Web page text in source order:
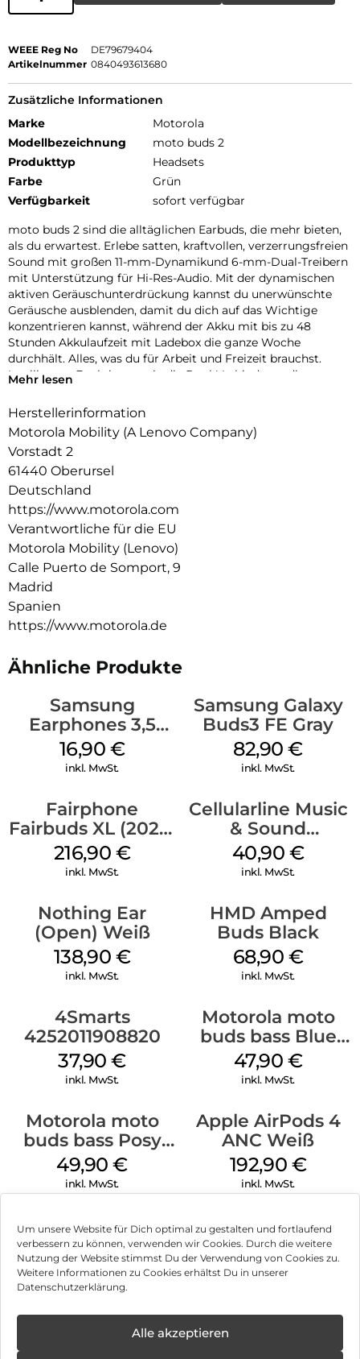
Um unsere Website für Dich optimal zu gestalten und fortlaufend
verbessern zu können, verwenden wir Cookies. Durch die weitere
Nutzung der Website stimmst Du der Verwendung von Cookies zu.
Weitere Informationen zu Cookies erhältst Du in unserer
Datenschutzerklärung.
Alle akzeptieren
WEEE Reg No
DE79679404
Artikelnummer 0840493613680
Zusätzliche Informationen
Marke
Motorola
Modellbezeichnung
moto buds 2
Produkttyp
Headsets
Farbe
Grün
Verfügbarkeit
sofort verfügbar
moto buds 2 sind die alltäglichen Earbuds, die mehr bieten,
als du erwartest. Erlebe satten, kraftvollen, verzerrungsfreien
Sound mit großen 11-mm-Dynamikund 6-mm-Dual-Treibern
mit Unterstützung für Hi-Res-Audio. Mit der dynamischen
aktiven Geräuschunterdrückung kannst du unerwünschte
Geräusche ausblenden, damit du dich auf das Wichtige
konzentrieren kannst, während der Akku mit bis zu 48
Stunden Akkulaufzeit mit Ladebox die ganze Woche
durchhält. Alles, was du für Arbeit und Freizeit brauchst.
Intelligente Funktionen wie die Dual-Verbindung, die
Leben nahtlos, und das leichte, robuste Design ist für den
Mehr lesen
Herstellerinformation
Motorola Mobility (A Lenovo Company)
Vorstadt 2
61440 Oberursel
Deutschland
https://www.motorola.com
Verantwortliche für die EU
Motorola Mobility (Lenovo)
Calle Puerto de Somport, 9
Madrid
Spanien
https://www.motorola.de
Ähnliche Produkte
Samsung
Earphones 3,5
mm Schwarz
16,90 €
inkl. MwSt.
Samsung Galaxy
Buds3 FE Gray
82,90€
inkl. MwSt.
Fairphone
Fairbuds XL (2025)
Horizon Black
216,90 €
inkl. MwSt.
Cellularline Music
& Sound
Bluetooth
Headphone MAXI
40,90 €
inkl. MwSt.
Nothing Ear
(Open) Weiß
138,90 €
inkl. MwSt.
HMD Amped
Buds Black
68,90 €
inkl. MwSt.
4Smarts
4252011908820
37,90€
inkl. MwSt.
Motorola moto
buds bass Blue
Jewel
47,90 €
inkl. MwSt.
Motorola moto
buds bass Posy
Green
49,90€
inkl. MwSt.
Apple AirPods 4
ANC Weiß
192,90 €
inkl. MwSt.
Impressum